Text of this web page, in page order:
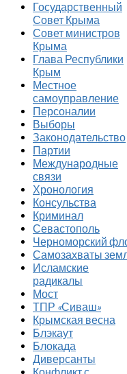
Государственный
Совет Крыма
Совет министров
Крыма
Глава Республики
Крым
Местное
самоуправление
Персоналии
Выборы
Законодательство
Партии
Международные
связи
Хронология
Консульства
Криминал
Севастополь
Черноморский
Самозахваты
Исламские
радикалы
Мост
ТПР «Сиваш»
Крымская весна
Блэкаут
Блокада
Диверсанты